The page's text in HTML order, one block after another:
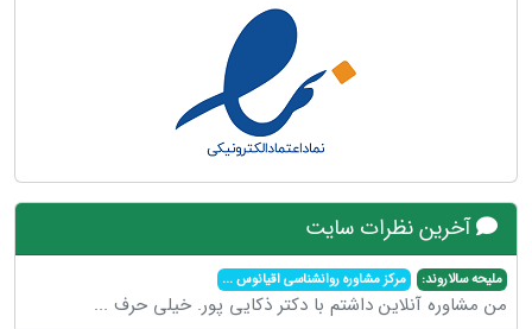
آخرین نظرات سایت
ملیحه سالاروند: مرکز مشاوره روانشناسی اقیانوس...
من مشاوره آنلاین داشتم با دکتر ذکایی پور. خیلی حرف ...